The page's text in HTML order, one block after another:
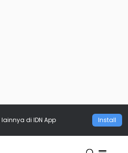
lainnya di IDN App Install